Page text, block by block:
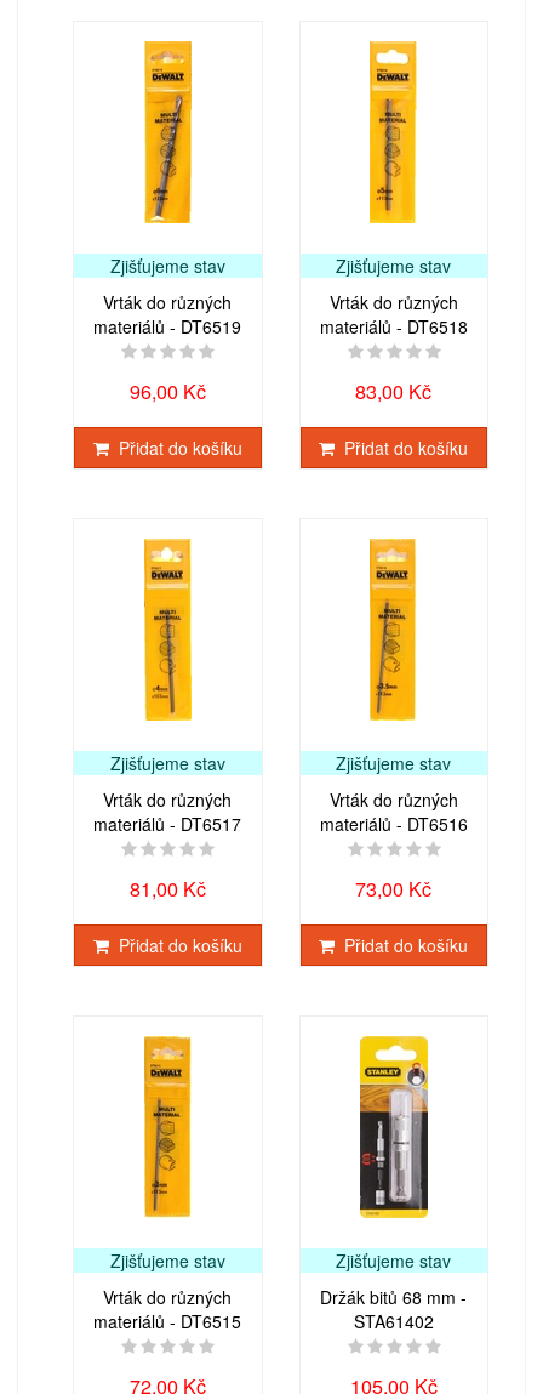
Zjišťujeme stav
Vrták do různých
materiálů - DT6519
96,00 Kč
Přidat do košíku
Zjišťujeme stav
Vrták do různých
materiálů - DT6518
83,00 Kč
Přidat do košíku
Zjišťujeme stav
Vrták do různých
materiálů - DT6517
81,00 Kč
Přidat do košíku
Zjišťujeme stav
Vrták do různých
materiálů - DT6516
73,00 Kč
Přidat do košíku
Zjišťujeme stav
Vrták do různých
materiálů - DT6515
72,00 Kč
Zjišťujeme stav
Držák bitů 68 mm -
STA61402
105,00 Kč